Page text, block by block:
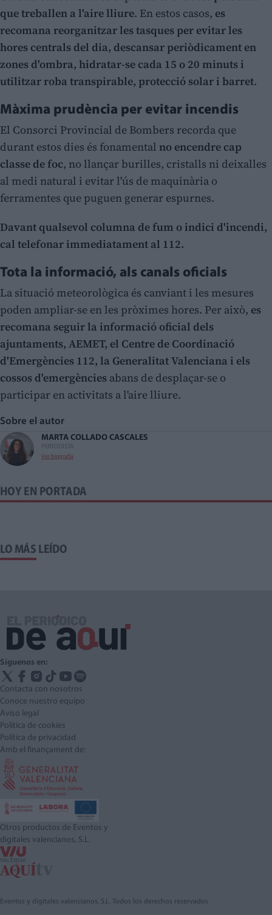
que treballen a l'aire lliure. En estos casos, es
recomana reorganitzar les tasques per evitar les
hores centrals del dia, descansar periòdicament en
zones d'ombra, hidratar-se cada 15 o 20 minuts i
utilitzar roba transpirable, protecció solar i barret.
Màxima prudència per evitar incendis
El Consorci Provincial de Bombers recorda que
durant estos dies és fonamental no encendre cap
classe de foc, no llançar burilles, cristalls ni deixalles
al medi natural i evitar l'ús de maquinària o
ferramentes que puguen generar espurnes.
Davant qualsevol columna de fum o indici d'incendi,
cal telefonar immediatament al 112.
Tota la informació, als canals oficials
La situació meteorològica és canviant i les mesures
poden ampliar-se en les pròximes hores. Per això, es
recomana seguir la informació oficial dels
ajuntaments, AEMET, el Centre de Coordinació
d'Emergències 112, la Generalitat Valenciana i els
cossos d'emergències abans de desplaçar-se o
participar en activitats a l'aire lliure.
Sobre el autor
MARTA COLLADO CASCALES
PERIODISTA
Ver biografía
HOY EN PORTADA
LO MÁS LEÍDO
Síguenos en:
Contacta con nosotros
Conoce nuestro equipo
Aviso legal
Política de cookies
Política de privacidad
Amb el finançament de:
Otros productos de Eventos y
digitales valencianos, S.L.
Eventos y digitales valencianos, S.L. Todos los derechos reservados